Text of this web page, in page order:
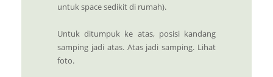
untuk space sedikit di rumah).
Untuk ditumpuk ke atas, posisi kandang
samping jadi atas. Atas jadi samping. Lihat
foto.